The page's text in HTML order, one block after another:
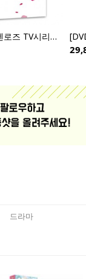
[블루레이] 알펜로즈 TV시리즈 (Alpine Rose) - 풀슬립 버젼
드라마